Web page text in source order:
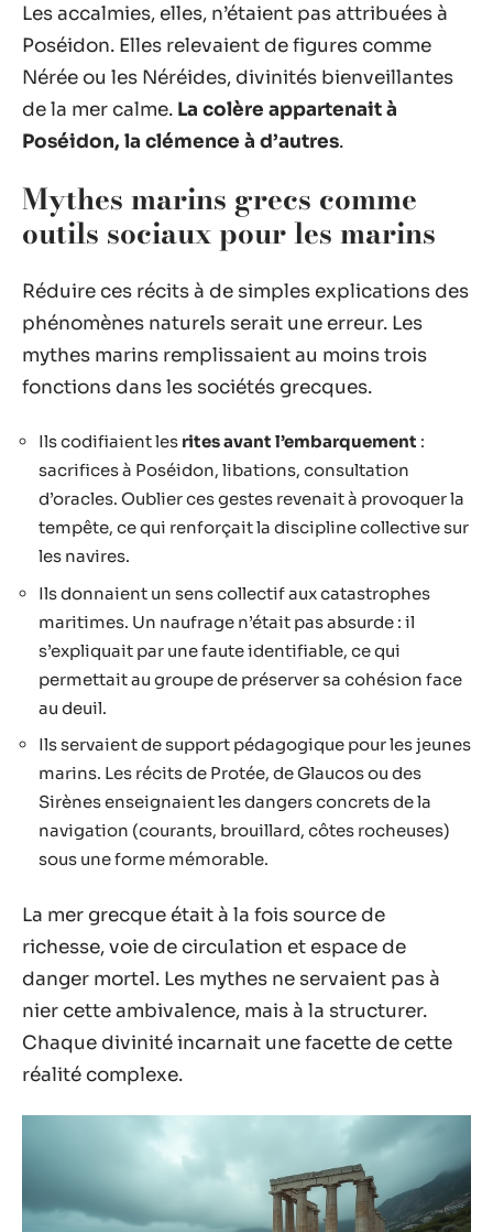
Les accalmies, elles, n’étaient pas attribuées à
Poséidon. Elles relevaient de figures comme
Nérée ou les Néréides, divinités bienveillantes
de la mer calme. La colère appartenait à
Poséidon, la clémence à d’autres.
Mythes marins grecs comme
outils sociaux pour les marins
Réduire ces récits à de simples explications des
phénomènes naturels serait une erreur. Les
mythes marins remplissaient au moins trois
fonctions dans les sociétés grecques.
Ils codifiaient les rites avant l’embarquement :
sacrifices à Poséidon, libations, consultation
d’oracles. Oublier ces gestes revenait à provoquer la
tempête, ce qui renforçait la discipline collective sur
les navires.
Ils donnaient un sens collectif aux catastrophes
maritimes. Un naufrage n’était pas absurde : il
s’expliquait par une faute identifiable, ce qui
permettait au groupe de préserver sa cohésion face
au deuil.
Ils servaient de support pédagogique pour les jeunes
marins. Les récits de Protée, de Glaucos ou des
Sirènes enseignaient les dangers concrets de la
navigation (courants, brouillard, côtes rocheuses)
sous une forme mémorable.
La mer grecque était à la fois source de
richesse, voie de circulation et espace de
danger mortel. Les mythes ne servaient pas à
nier cette ambivalence, mais à la structurer.
Chaque divinité incarnait une facette de cette
réalité complexe.